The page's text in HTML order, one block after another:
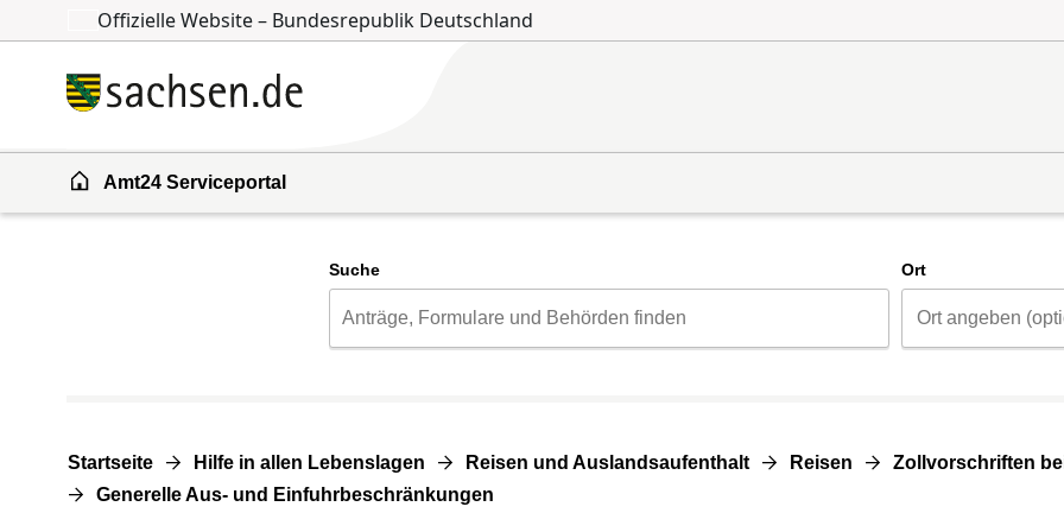
Zum Inhalt springen
Zur Suche springen
Offizielle Website – Bundesrepublik Deutschland
Amt24 Serviceportal
Suche Ort
Startseite Hilfe in allen Lebenslagen Reisen und Auslandsaufenthalt Reisen
Zollvorschriften
Generelle Aus- und Einfuhrbeschränkungen